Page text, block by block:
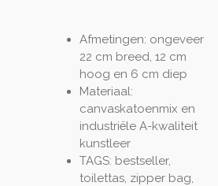
Afmetingen: ongeveer
22 cm breed, 12 cm
hoog en 6 cm diep
Materiaal:
canvaskatoenmix en
industriële A-kwaliteit
kunstleer
TAGS: bestseller,
toilettas, zipper bag,